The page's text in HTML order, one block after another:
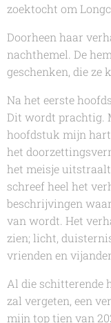
zoektocht om
Doorheen haar
nachthemel. De
geschenken, die ze
Na het eerste
Dit wordt prachtig.
hoofdstuk mijn
het
het meisje uitstraalt
schreef heel het
beschrijvingen
van wordt. Het
zien; licht,
vrienden en
Al die schitterende
zal vergeten, een
mijn top tien van